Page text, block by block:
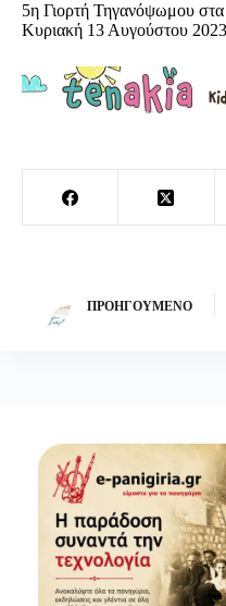
5η Γιορτή Τηγανόψωμου στα
Κυριακή 13 Αυγούστου 2023
ΠΡΟΗΓΟΎΜΕΝΟ